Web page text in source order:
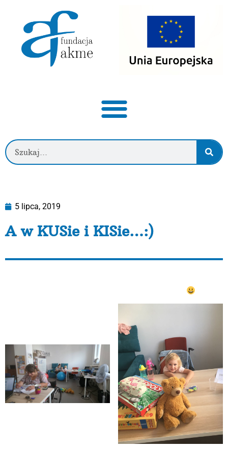
5 lipca, 2019
A w KUSie i KISie…:)